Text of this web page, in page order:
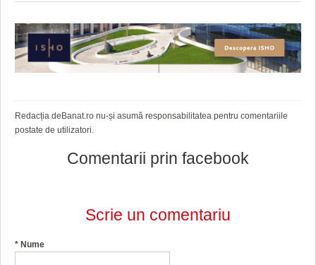
Redacția deBanat.ro nu-și asumă responsabilitatea pentru comentariile
postate de utilizatori.
Comentarii prin facebook
Scrie un comentariu
* Nume